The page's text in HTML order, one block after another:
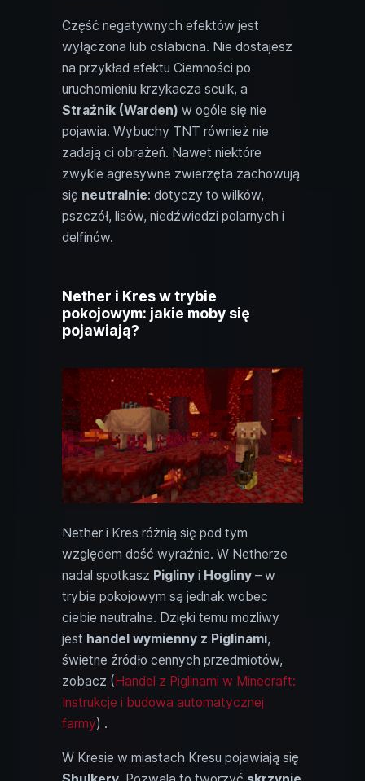
Część negatywnych efektów jest
wyłączona lub osłabiona. Nie dostajesz
na przykład efektu Ciemności po
uruchomieniu krzykacza sculk, a
Strażnik (Warden) w ogóle się nie
pojawia. Wybuchy TNT również nie
zadają ci obrażeń. Nawet niektóre
zwykle agresywne zwierzęta zachowują
się neutralnie: dotyczy to wilków,
pszczół, lisów, niedźwiedzi polarnych i
delfinów.
Nether i Kres w trybie
pokojowym: jakie moby się
pojawiają?
Nether i Kres różnią się pod tym
względem dość wyraźnie. W Netherze
nadal spotkasz Pigliny i Hogliny – w
trybie pokojowym są jednak wobec
ciebie neutralne. Dzięki temu możliwy
jest handel wymienny z Piglinami,
świetne źródło cennych przedmiotów,
zobacz ( Handel z Piglinami w Minecraft:
Instrukcje i budowa automatycznej
farmy) .
W Kresie w miastach Kresu pojawiają się